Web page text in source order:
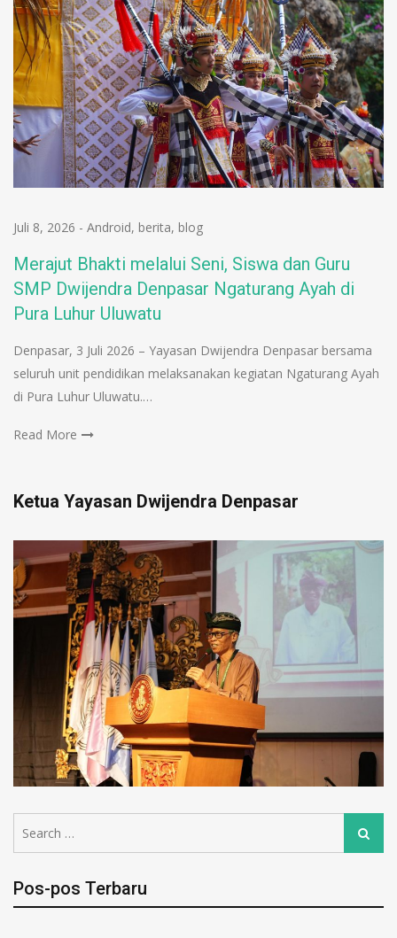
Juli 8, 2026 - Android, berita, blog
Merajut Bhakti melalui Seni, Siswa dan Guru
SMP Dwijendra Denpasar Ngaturang Ayah di
Pura Luhur Uluwatu
Denpasar, 3 Juli 2026 – Yayasan Dwijendra Denpasar bersama
seluruh unit pendidikan melaksanakan kegiatan Ngaturang Ayah
di Pura Luhur Uluwatu.…
Read More
Ketua Yayasan Dwijendra Denpasar
Pos-pos Terbaru